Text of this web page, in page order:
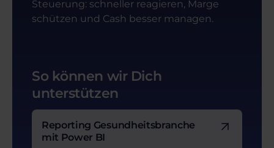
Steuerung: schneller reagieren, Marge
schützen und Cash besser managen.
So können wir Dich
unterstützen
Reporting Gesundheitsbranche
mit Power BI